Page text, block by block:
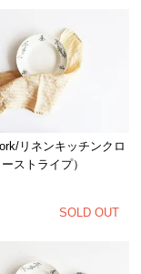
リネンキッチンクロ
ストライプ）
SOLD OUT